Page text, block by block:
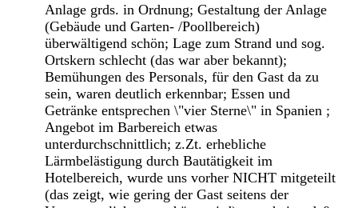
Anlage grds. in Ordnung; Gestaltung der Anlage
(Gebäude und Garten- /Poollbereich)
überwältigend schön; Lage zum Strand und sog.
Ortskern schlecht (das war aber bekannt);
Bemühungen des Personals, für den Gast da zu
sein, waren deutlich erkennbar; Essen und
Getränke entsprechen \"vier Sterne\" in Spanien ;
Angebot im Barbereich etwas
unterdurchschnittlich; z.Zt. erhebliche
Lärmbelästigung durch Bautätigkeit im
Hotelbereich, wurde uns vorher NICHT mitgeteilt
(das zeigt, wie gering der Gast seitens der